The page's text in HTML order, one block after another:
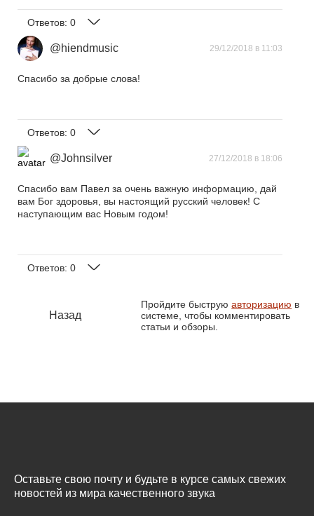
Ответов: 0
@hiendmusic 29/12/2018 в 11:03
Спасибо за добрые слова!
Ответов: 0
@Johnsilver 27/12/2018 в 18:06
Спасибо вам Павел за очень важную информацию, дай
вам Бог здоровья, вы настоящий русский человек! С
наступающим вас Новым годом!
Ответов: 0
Назад
Пройдите быструюавторизацию в
системе, чтобы комментировать
статьи и обзоры.
Оставьте свою почту и будьте в курсе самых свежих
новостей из мира качественного звука